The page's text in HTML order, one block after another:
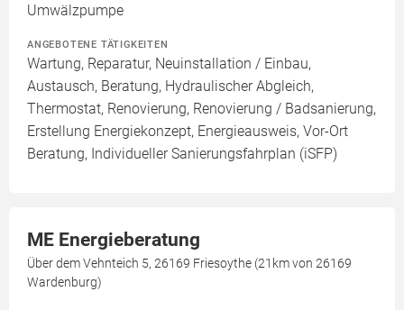
Umwälzpumpe
ANGEBOTENE TÄTIGKEITEN
Wartung, Reparatur, Neuinstallation / Einbau,
Austausch, Beratung, Hydraulischer Abgleich,
Thermostat, Renovierung, Renovierung / Badsanierung,
Erstellung Energiekonzept, Energieausweis, Vor-Ort
Beratung, Individueller Sanierungsfahrplan (iSFP)
ME Energieberatung
Über dem Vehnteich 5, 26169 Friesoythe (21km von 26169
Wardenburg)